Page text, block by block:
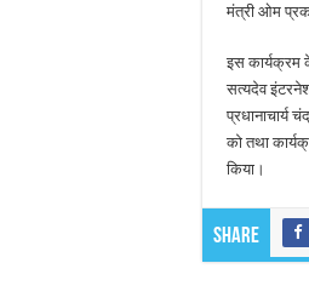
मंत्री ओम
इस कार्यक्रम
सत्यदेव
प्रधानाचार्य
को तथा
किया।
Share